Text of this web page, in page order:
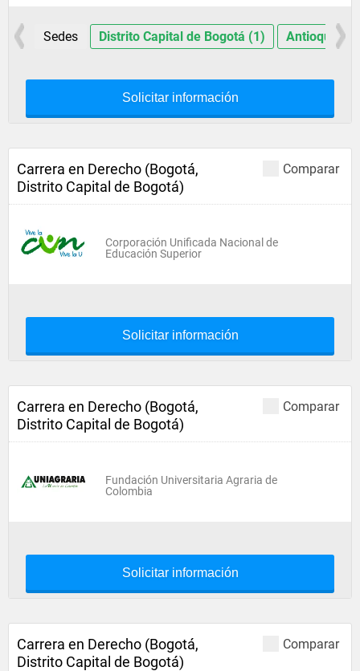
Sedes Distrito Capital de Bogotá (1) Antioquia
Solicitar información
Comparar
Carrera en Derecho (Bogotá,
Distrito Capital de Bogotá)
Corporación Unificada Nacional de
Educación Superior
Solicitar información
Comparar
Carrera en Derecho (Bogotá,
Distrito Capital de Bogotá)
Fundación Universitaria Agraria de
Colombia
Solicitar información
Comparar
Carrera en Derecho (Bogotá,
Distrito Capital de Bogotá)